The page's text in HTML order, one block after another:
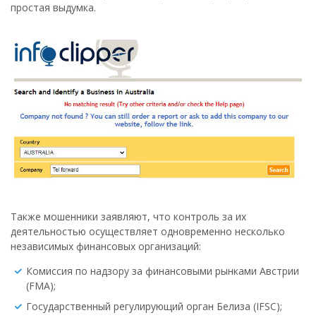
простая выдумка.
Также мошенники заявляют, что контроль за их
деятельностью осуществляет одновременно несколько
независимых финансовых организаций:
Комиссия по надзору за финансовыми рынками Австрии
(FMA);
Государственный регулирующий орган Белиза (IFSC);